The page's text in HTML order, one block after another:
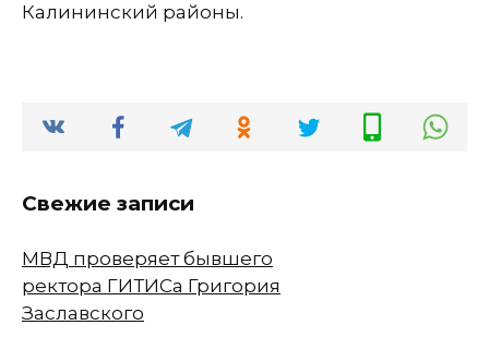
Калининский районы.
Свежие записи
МВД проверяет бывшего
ректора ГИТИСа Григория
Заславского